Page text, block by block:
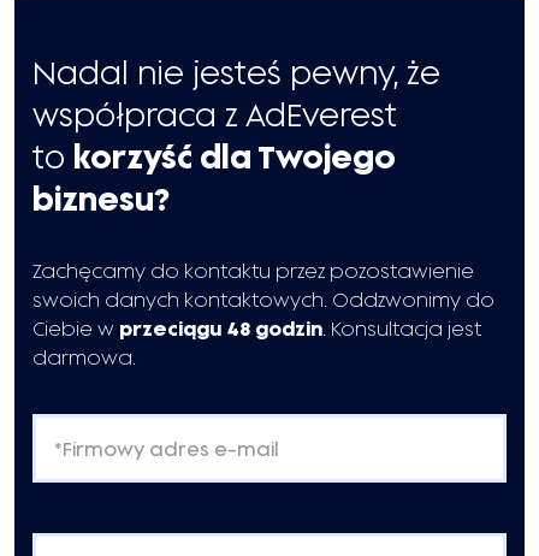
Nadal nie jesteś pewny, że
współpraca z AdEverest
to korzyść dla Twojego
biznesu?
Zachęcamy do kontaktu przez pozostawienie
swoich danych kontaktowych. Oddzwonimy do
Ciebie w przeciągu 48 godzin. Konsultacja jest
darmowa.